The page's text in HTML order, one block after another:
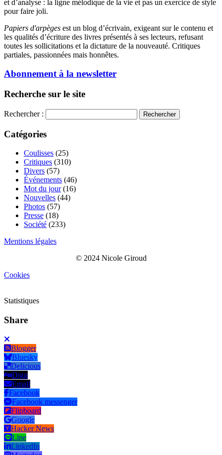
et d’analyse : la ligne mélodique de la vie et pas un exercice de style
pour faire joli.
Papiers d'arpèges est un blog d’écrivain, exigeant sur le contenu et
les qualités d’écriture des livres présentés à ses lecteurs, refusant
toutes les sollicitations et la dictature de la nouveauté. Critiques
partiales, passionnées mais honnêtes.
Abonnement à la newsletter
Recherche sur le site
Rechercher :
Catégories
Coulisses (25)
Critiques (310)
Divers (57)
Événements (46)
Mot du jour(16)
Nouvelles (44)
Photos (57)
Presse (18)
Société (233)
Mentions légales
© 2024 Nicole Giroud
Cookies
Statistiques
Share
Blogger
Bluesky
Delicious
Digg
Email
Facebook
Facebook messenger
Flipboard
Google
Hacker News
Line
LinkedIn